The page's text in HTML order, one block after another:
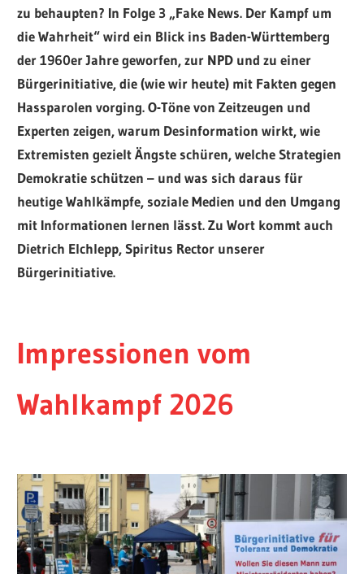
zu behaupten? In Folge 3 „Fake News. Der Kampf um
die Wahrheit“ wird ein Blick ins Baden-Württemberg
der 1960er Jahre geworfen, zur NPD und zu einer
Bürgerinitiative, die (wie wir heute) mit Fakten gegen
Hassparolen vorging. O-Töne von Zeitzeugen und
Experten zeigen, warum Desinformation wirkt, wie
Extremisten gezielt Ängste schüren, welche Strategien
Demokratie schützen – und was sich daraus für
heutige Wahlkämpfe, soziale Medien und den Umgang
mit Informationen lernen lässt. Zu Wort kommt auch
Dietrich Elchlepp, Spiritus Rector unserer
Bürgerinitiative.
Impressionen vom
Wahlkampf 2026